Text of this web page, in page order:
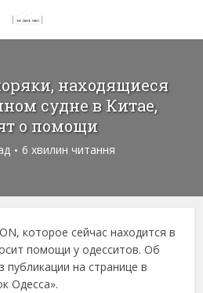
находящиеся
судне в Китае,
о помощи
6 хвилин читання
которое сейчас находится в
помощи у одесситов. Об
публикации на странице в
Одесса».